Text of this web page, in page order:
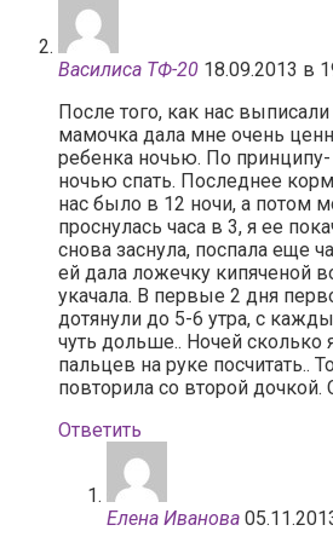
Василиса ТФ-20 18.09.2013 в
После того, как нас
мамочка дала мне очень
ребенка ночью. По
ночью спать. Последнее
нас было в 12 ночи, а потом
проснулась часа в 3, я ее
снова заснула, поспала еще
ей дала ложечку кипяченой
укачала. В первые 2 дня
дотянули до 5-6 утра, с
чуть дольше.. Ночей сколько
пальцев на руке посчитать..
повторила со второй
Ответить
Елена Иванова